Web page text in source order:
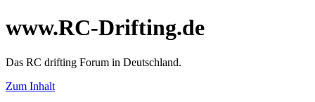
www.RC-Drifting.de
Das RC drifting Forum in Deutschland.
Zum Inhalt